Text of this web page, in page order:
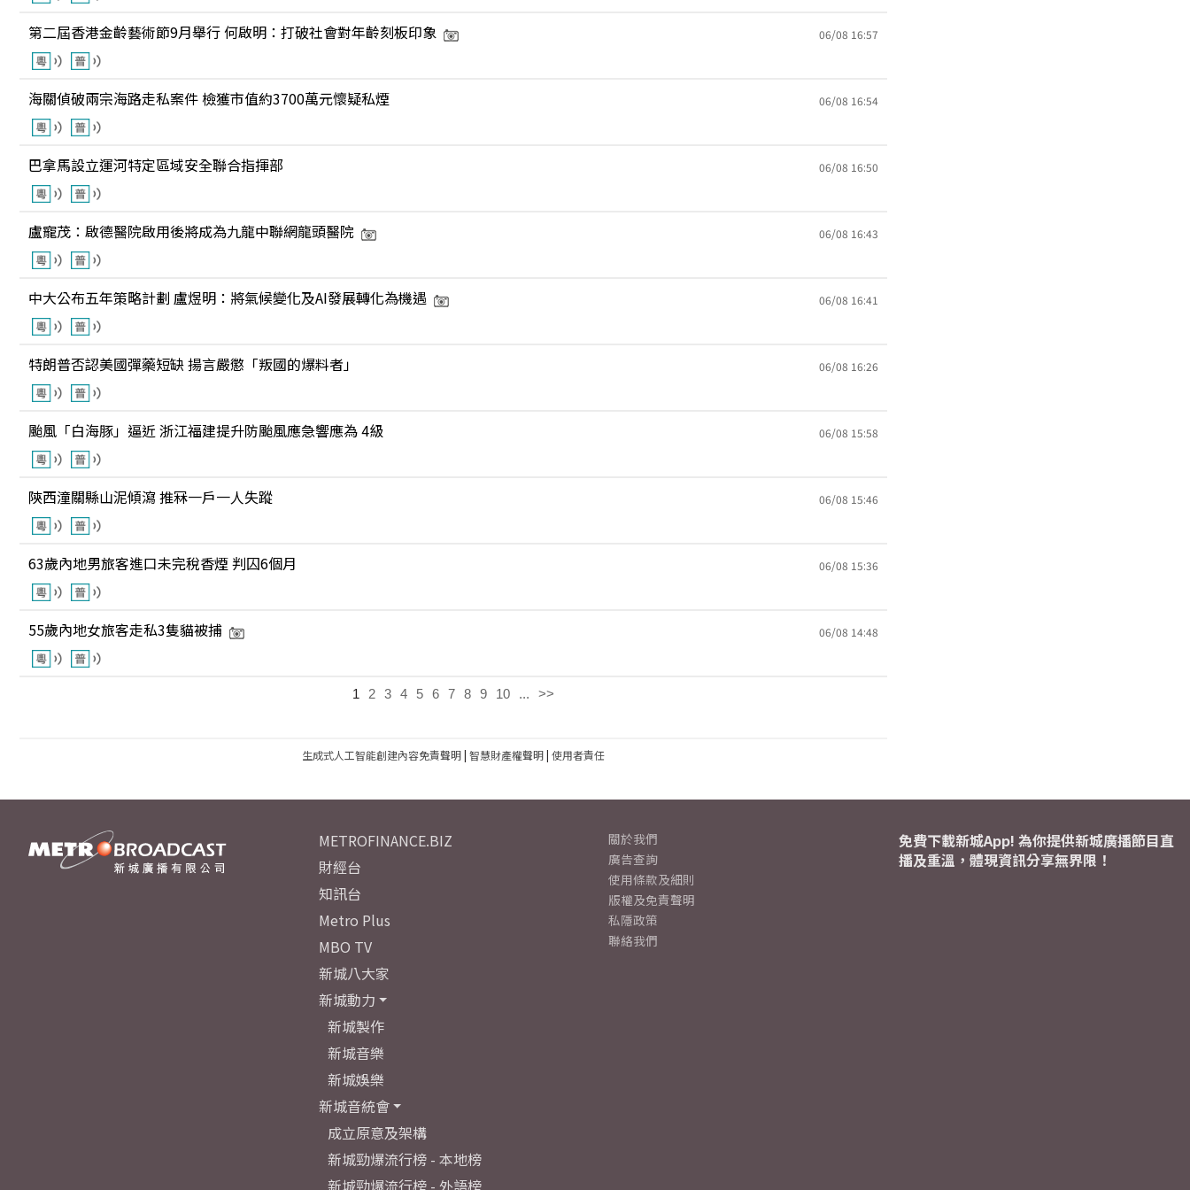
第二屆香港金齡藝術節9月舉行 何啟明：打破社會對年齡刻板印象 06/08 16:57
海關偵破兩宗海路走私案件 檢獲市值約3700萬元懷疑私煙 06/08 16:54
巴拿馬設立運河特定區域安全聯合指揮部 06/08 16:50
盧寵茂：啟德醫院啟用後將成為九龍中聯網龍頭醫院 06/08 16:43
中大公布五年策略計劃 盧煜明：將氣候變化及AI發展轉化為機遇 06/08 16:41
特朗普否認美國彈藥短缺 揚言嚴懲「叛國的爆料者」 06/08 16:26
颱風「白海豚」逼近 浙江福建提升防颱風應急響應為 4級 06/08 15:58
陝西潼關縣山泥傾瀉 推冧一戶一人失蹤 06/08 15:46
63歲內地男旅客進口未完稅香煙 判囚6個月 06/08 15:36
55歲內地女旅客走私3隻貓被捕 06/08 14:48
1 2 3 4 5 6 7 8 9 10 ... >>
生成式人工智能創建內容免責聲明| 智慧財產權聲明| 使用者責任
METROFINANCE.BIZ
財經台
知訊台
Metro Plus
MBO TV
新城八大家
新城動力
新城製作
新城音樂
新城娛樂
新城音統會
成立原意及架構
新城勁爆流行榜 - 本地榜
新城勁爆流行榜 - 外語榜
關於我們
廣告查詢
使用條款及細則
版權及免責聲明
私隱政策
聯絡我們
免費下載新城App! 為你提供新城廣播節目直
播及重溫，體現資訊分享無界限！